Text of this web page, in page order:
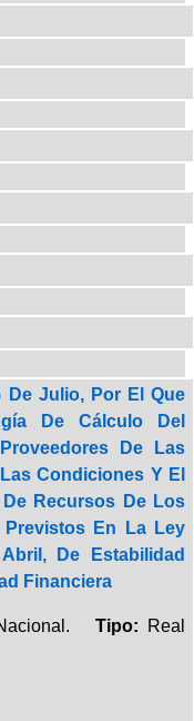
De Julio, Por El Que
De Cálculo Del
De Las
Condiciones Y El
Recursos De Los
Previstos En La Ley
De Estabilidad
Financiera
Tipo:
Real